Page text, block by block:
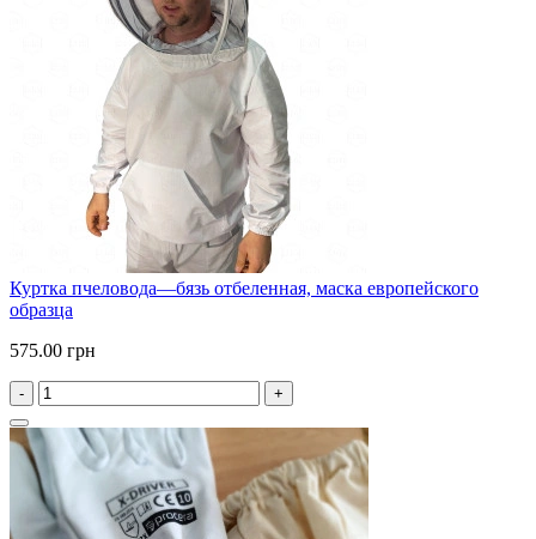
Куртка пчеловода—бязь отбеленная, маска европейского
образца
575.00 грн
- +